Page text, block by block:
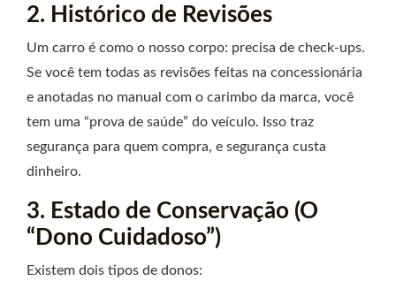
2. Histórico de Revisões
Um carro é como o nosso corpo: precisa de check-ups.
Se você tem todas as revisões feitas na concessionária
e anotadas no manual com o carimbo da marca, você
tem uma “prova de saúde” do veículo. Isso traz
segurança para quem compra, e segurança custa
dinheiro.
3. Estado de Conservação (O
“Dono Cuidadoso”)
Existem dois tipos de donos: